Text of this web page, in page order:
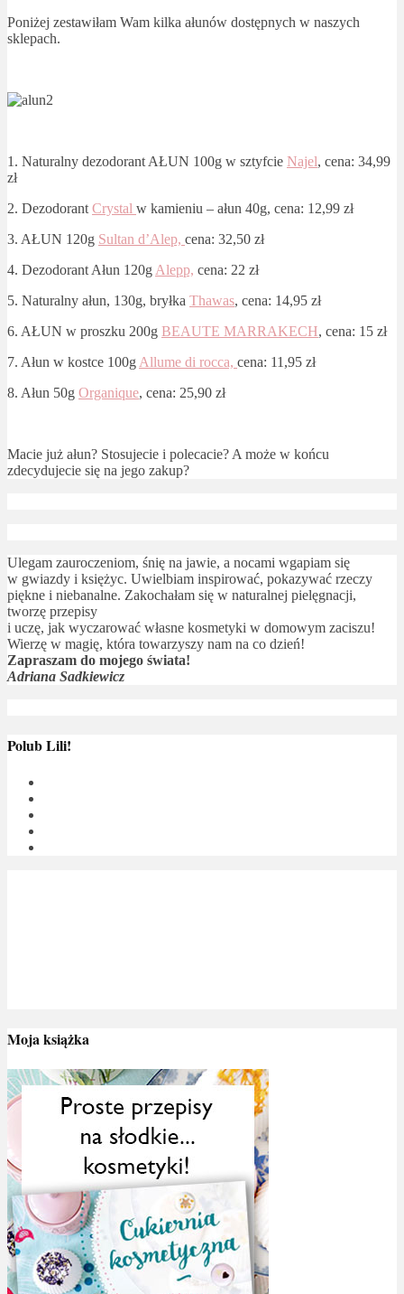
Poniżej zestawiłam Wam kilka ałunów dostępnych w naszych
sklepach.
1. Naturalny dezodorant AŁUN 100g w sztyfcie Najel, cena: 34,99
zł
2. Dezodorant Crystal w kamieniu – ałun 40g, cena: 12,99 zł
3. AŁUN 120g Sultan d’Alep, cena: 32,50 zł
4. Dezodorant Ałun 120g Alepp, cena: 22 zł
5. Naturalny ałun, 130g, bryłka Thawas, cena: 14,95 zł
6. AŁUN w proszku 200g BEAUTE MARRAKECH, cena: 15 zł
7. Ałun w kostce 100g Allume di rocca, cena: 11,95 zł
8. Ałun 50g Organique, cena: 25,90 zł
Macie już ałun? Stosujecie i polecacie? A może w końcu
zdecydujecie się na jego zakup?
Ulegam zauroczeniom, śnię na jawie, a nocami wgapiam się
w gwiazdy i księżyc. Uwielbiam inspirować, pokazywać rzeczy
piękne i niebanalne. Zakochałam się w naturalnej pielęgnacji,
tworzę przepisy
i uczę, jak wyczarować własne kosmetyki w domowym zaciszu!
Wierzę w magię, która towarzyszy nam na co dzień!
Zapraszam do mojego świata!
Adriana Sadkiewicz
Polub Lili!
Moja książka